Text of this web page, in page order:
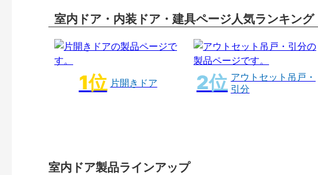
室内ドア・内装ドア・建具ページ人気ランキング
片開きドア
アウトセット吊戸・
引分
室内ドア製品ラインアップ